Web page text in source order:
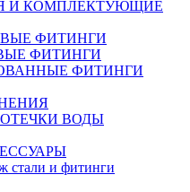
И КОМПЛЕКТУЮЩИЕ
ФИТИНГИ
ФИТИНГИ
ФИТИНГИ
ВОДЫ
стали и фитинги